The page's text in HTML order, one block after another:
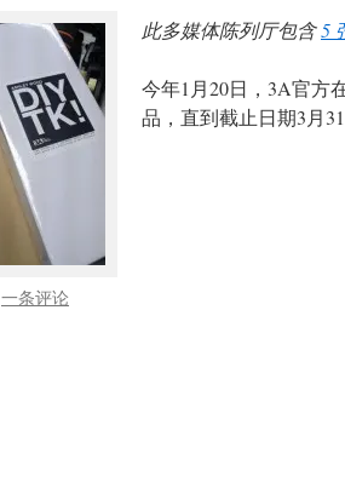
此多媒体陈列厅包含5
今年1月20日，3A官方
品，直到截止日期3月
一条评论